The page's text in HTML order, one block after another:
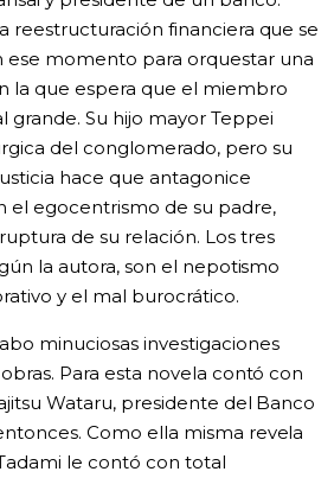
reestructuración financiera que se
ese momento para orquestar una
la que espera que el miembro
grande. Su hijo mayor Teppei
del conglomerado, pero su
hace que antagonice
el egocentrismo de su padre,
de su relación. Los tres
la autora, son el nepotismo
y el mal burocrático.
minuciosas investigaciones
Para esta novela contó con
Wataru, presidente del Banco
Como ella misma revela
le contó con total